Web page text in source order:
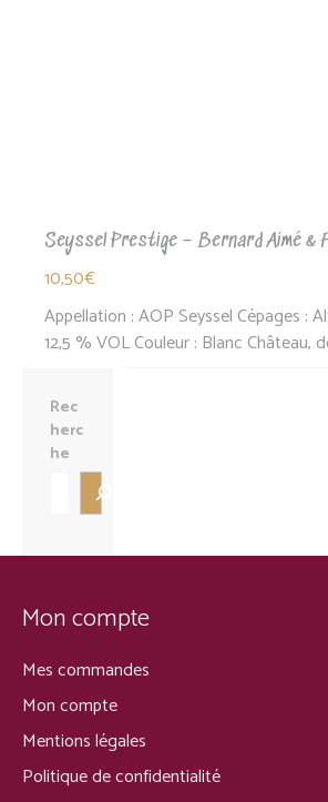
Seyssel Prestige – Bernard Aimé &
10,50€
Appellation : AOP Seyssel Cépages :
12,5 % VOL Couleur : Blanc Château,
Rec
herc
he
Mon compte
Mes commandes
Mon compte
Mentions légales
Politique de confidentialité